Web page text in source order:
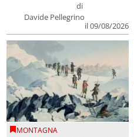
di
Davide Pellegrino
il 09/08/2026
MONTAGNA